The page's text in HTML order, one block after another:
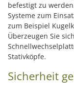
befestigt zu
Systeme zum
zum Beispiel
Überzeugen Sie
Stativköpfe.
Sicherheit